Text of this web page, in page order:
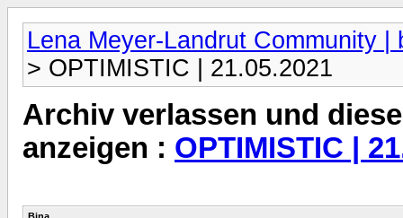
Lena Meyer-Landrut Community |
> OPTIMISTIC | 21.05.2021
Archiv verlassen und
anzeigen : OPTIMISTIC |